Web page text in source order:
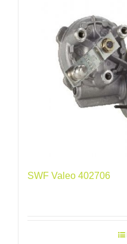
SWF Valeo 402706